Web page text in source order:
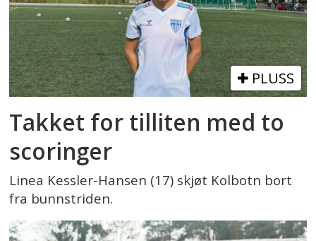
PLUSS
Takket for tilliten med to
scoringer
Linea Kessler-Hansen (17) skjøt Kolbotn bort
fra bunnstriden.